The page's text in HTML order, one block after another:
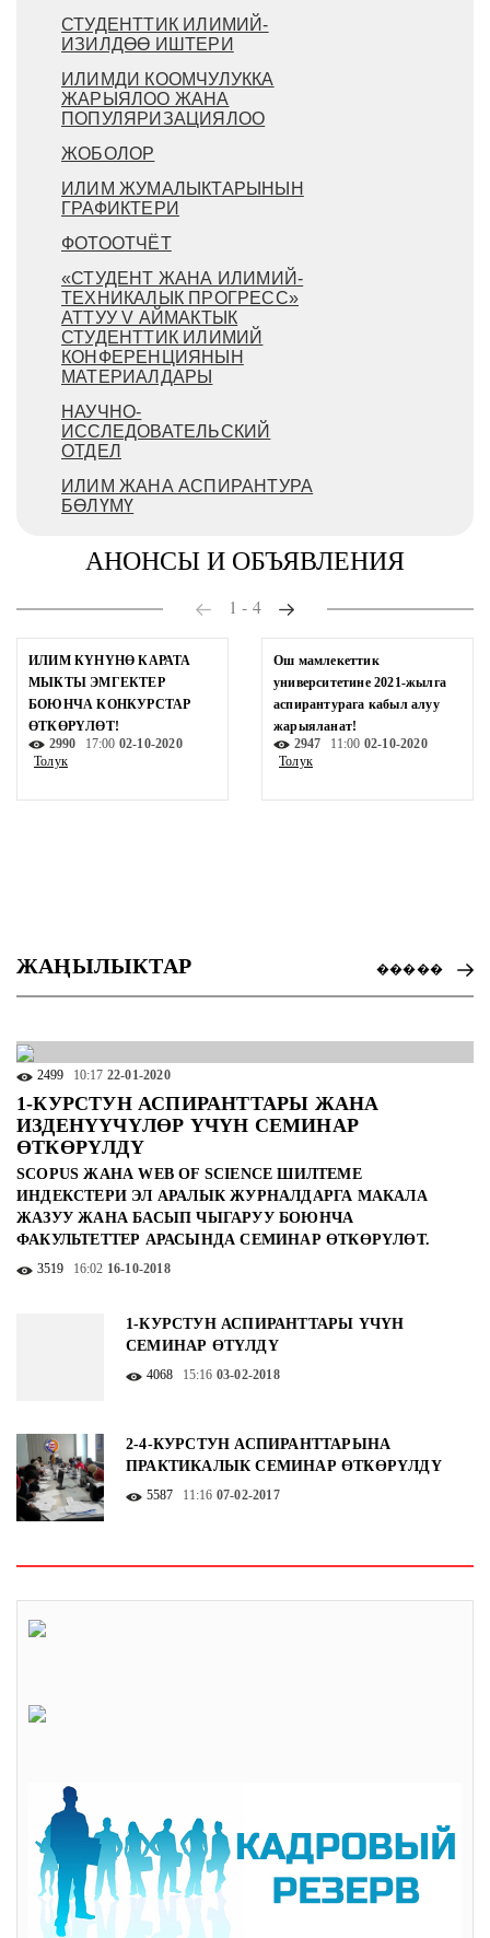
СТУДЕНТТИК ИЛИМИЙ-
ИЗИЛДӨӨ ИШТЕРИ
ИЛИМДИ КООМЧУЛУККА
ЖАРЫЯЛОО ЖАНА
ПОПУЛЯРИЗАЦИЯЛОО
ЖОБОЛОР
ИЛИМ ЖУМАЛЫКТАРЫНЫН
ГРАФИКТЕРИ
ФОТООТЧЁТ
«СТУДЕНТ ЖАНА ИЛИМИЙ-
ТЕХНИКАЛЫК ПРОГРЕСС»
АТТУУ V АЙМАКТЫК
СТУДЕНТТИК ИЛИМИЙ
КОНФЕРЕНЦИЯНЫН
МАТЕРИАЛДАРЫ
НАУЧНО-
ИССЛЕДОВАТЕЛЬСКИЙ
ОТДЕЛ
ИЛИМ ЖАНА АСПИРАНТУРА
БӨЛҮМҮ
АНОНСЫ И ОБЪЯВЛЕНИЯ
1 - 4
ИЛИМ КҮНҮНӨ КАРАТА
МЫКТЫ ЭМГЕКТЕР
БОЮНЧА КОНКУРСТАР
ӨТКӨРҮЛӨТ!
2990
17:00 02-10-2020
Толук
Ош мамлекеттик
университетине 2021-жылга
аспирантурага кабыл алуу
жарыяланат!
2947
11:00 02-10-2020
Толук
ЖАҢЫЛЫКТАР �����
2499 10:17 22-01-2020
1-КУРСТУН АСПИРАНТТАРЫ ЖАНА
ИЗДЕНҮҮЧҮЛӨР ҮЧҮН СЕМИНАР
ӨТКӨРҮЛДҮ
SCOPUS ЖАНА WEB OF SCIENCE ШИЛТЕМЕ
ИНДЕКСТЕРИ ЭЛ АРАЛЫК ЖУРНАЛДАРГА МАКАЛА
ЖАЗУУ ЖАНА БАСЫП ЧЫГАРУУ БОЮНЧА
ФАКУЛЬТЕТТЕР АРАСЫНДА СЕМИНАР ӨТКӨРҮЛӨТ.
3519 16:02 16-10-2018
1-КУРСТУН АСПИРАНТТАРЫ ҮЧҮН
СЕМИНАР ӨТҮЛДҮ
4068 15:16 03-02-2018
2-4-КУРСТУН АСПИРАНТТАРЫНА
ПРАКТИКАЛЫК СЕМИНАР ӨТКӨРҮЛДҮ
5587 11:16 07-02-2017